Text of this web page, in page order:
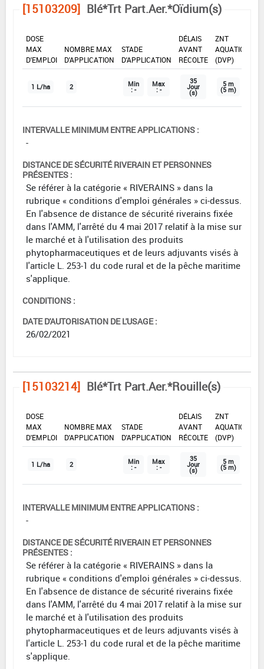
[15103209] Blé*Trt Part.Aer.*Oïdium(s)
DOSE
MAX
D'EMPLOI
NOMBRE MAX
D'APPLICATION
STADE
D'APPLICATION
DÉLAIS
AVANT
RÉCOLTE
ZNT
AQUATIQUE
(DVP)
1 L/ha 2 Min
: -
Max
: -
35
Jour
(s)
5 m
(5 m)
INTERVALLE MINIMUM ENTRE APPLICATIONS :
-
DISTANCE DE SÉCURITÉ RIVERAIN ET PERSONNES
PRÉSENTES :
Se référer à la catégorie « RIVERAINS » dans la
rubrique « conditions d'emploi générales » ci-dessus.
En l'absence de distance de sécurité riverains fixée
dans l'AMM, l'arrêté du 4 mai 2017 relatif à la mise sur
le marché et à l'utilisation des produits
phytopharmaceutiques et de leurs adjuvants visés à
l'article L. 253-1 du code rural et de la pêche maritime
s'applique.
CONDITIONS :
DATE D'AUTORISATION DE L'USAGE :
26/02/2021
[15103214] Blé*Trt Part.Aer.*Rouille(s)
DOSE
MAX
D'EMPLOI
NOMBRE MAX
D'APPLICATION
STADE
D'APPLICATION
DÉLAIS
AVANT
RÉCOLTE
ZNT
AQUATIQUE
(DVP)
1 L/ha 2 Min
: -
Max
: -
35
Jour
(s)
5 m
(5 m)
INTERVALLE MINIMUM ENTRE APPLICATIONS :
-
DISTANCE DE SÉCURITÉ RIVERAIN ET PERSONNES
PRÉSENTES :
Se référer à la catégorie « RIVERAINS » dans la
rubrique « conditions d'emploi générales » ci-dessus.
En l'absence de distance de sécurité riverains fixée
dans l'AMM, l'arrêté du 4 mai 2017 relatif à la mise sur
le marché et à l'utilisation des produits
phytopharmaceutiques et de leurs adjuvants visés à
l'article L. 253-1 du code rural et de la pêche maritime
s'applique.